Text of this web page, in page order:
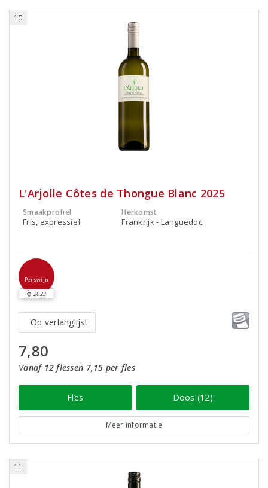
10
L'Arjolle Côtes de Thongue Blanc 2025
Smaakprofiel
Fris, expressief
Herkomst
Frankrijk - Languedoc
Perswijn
2023
Op verlanglijst
7,80
Vanaf 12 flessen 7,15 per fles
Fles Doos (12)
Meer informatie
11